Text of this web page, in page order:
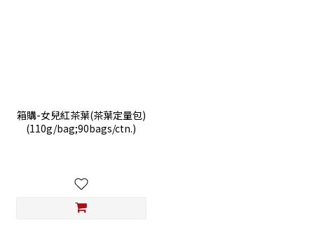
箱購-女兒紅茶葉(茶葉定量包)
(110g/bag;90bags/ctn.)